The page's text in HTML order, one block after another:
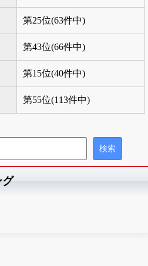
第25位(63件中)
第43位(66件中)
第15位(40件中)
第55位(113件中)
グ